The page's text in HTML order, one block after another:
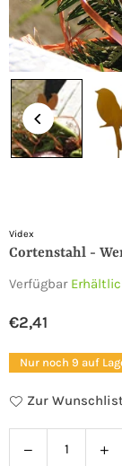
Videx
Cortenstahl -
Verfügbar
Normaler
Preis
€2,41
Nur noch 9 auf
Zur
Verringern